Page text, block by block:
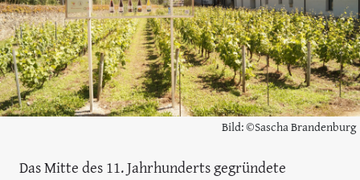
Bild: ©Sascha Brandenburg
Das Mitte des 11. Jahrhunderts gegründete